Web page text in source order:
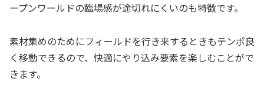
ープンワールドの臨場感が途切れにくいのも特徴です。
素材集めのためにフィールドを行き来するときもテンポ良
く移動できるので、快適にやり込み要素を楽しむことがで
きます。